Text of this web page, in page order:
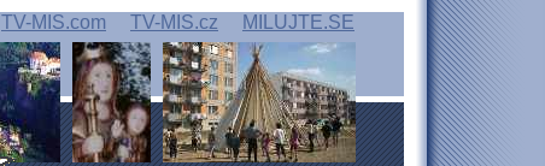
TV-MIS.com TV-MIS.cz MILUJTE.SE